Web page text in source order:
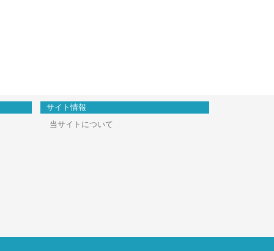
サイト情報
当サイトについて